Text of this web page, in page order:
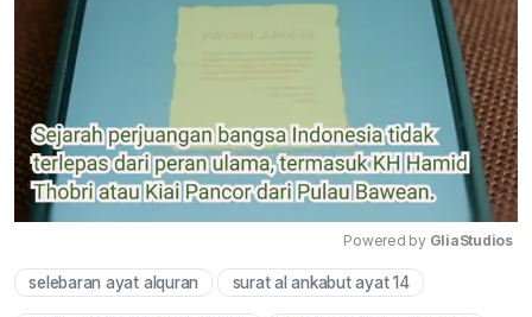
Powered by GliaStudios
selebaran ayat alquran surat al ankabut ayat 14